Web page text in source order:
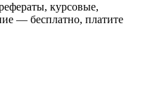
курсовые,
— бесплатно, платите